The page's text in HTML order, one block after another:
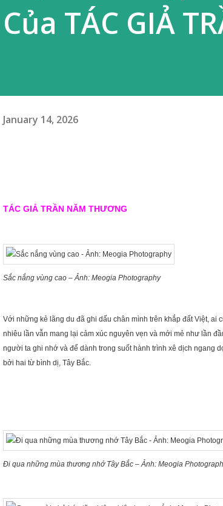
Của TÁC GIẢ
January 14, 2026
TÁC GIẢ TRẦN NĂM THƯƠNG
Sắc nắng vùng cao – Ảnh: Meogia Photography
Với những kẻ lãng du đã ghi dấu chân mình trên khắp đất Việt, ai
nhiêu lần vẫn mang lại cảm xúc nguyên vẹn và mới mẻ như lần
người ta ghi nhớ và để dành trong suốt hành trình xê dịch ngang
bởi hai từ bình dị, Tây Bắc.
Đi qua những mùa thương nhớ Tây Bắc – Ảnh: Meogia